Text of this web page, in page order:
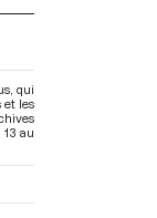
qui
et les
au